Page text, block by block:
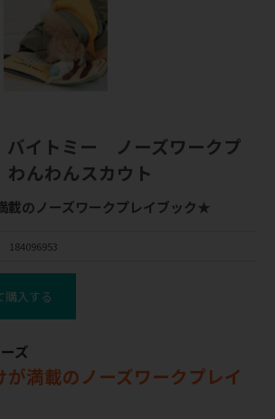
バイトミー ノーズワークプ
んわんスカウト
載のノーズワークプレイブック★
184096953
購入する
ズ
が満載のノーズワークプレイ